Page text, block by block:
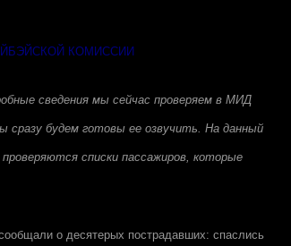
КОМИССИИ
сведения мы сейчас проверяем в МИД
сразу будем готовы ее озвучить. На данный
списки пассажиров, которые
о десятерых пострадавших: спаслись